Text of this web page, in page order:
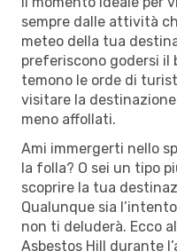
sempre dalle attività
meteo della tua
preferiscono godersi il
temono le orde di
visitare la
meno affollati.
Ami immergerti nello
la folla? O sei un tipo
scoprire la tua
Qualunque sia
non ti deluderà. Ecco
Asbestos Hill durante